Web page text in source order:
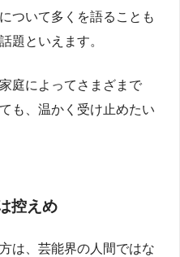
ついて多くを語ることも
題といえます。
庭によってさまざまで
も、温かく受け止めたい
控えめ
は、芸能界の人間ではな